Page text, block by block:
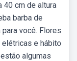
40 cm de altura
barba de
você. Flores
e hábito
algumas